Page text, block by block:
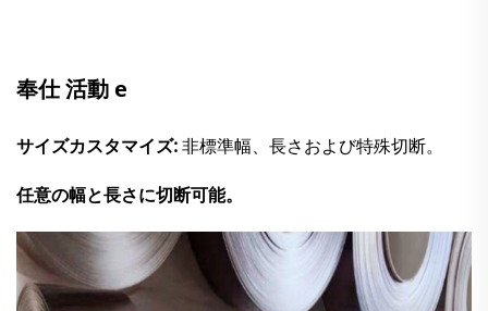
奉仕 活動 e
サイズカスタマイズ:非標準幅、長さおよび特殊切断。
任意の幅と長さに切断可能。